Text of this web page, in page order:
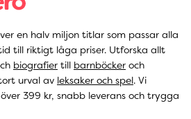
en halv miljon titlar som passar alla
till riktigt låga priser. Utforska allt
biografier till barnböcker och
urval av leksaker och spel. Vi
399 kr, snabb leverans och trygga